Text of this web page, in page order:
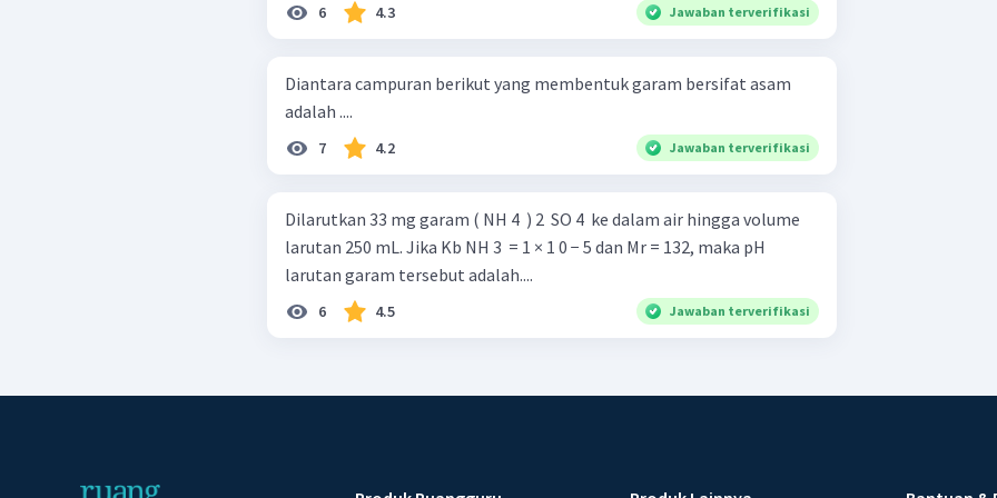
6 4.3 Jawaban terverifikasi
Diantara campuran berikut yang membentuk garam bersifat asam
adalah ....
7 4.2 Jawaban terverifikasi
Dilarutkan 33 mg garam ( NH 4 ​ ) 2 ​ SO 4 ​ ke dalam air hingga volume
larutan 250 mL. Jika Kb NH 3 ​ = 1 × 1 0 − 5 dan Mr = 132, maka pH
larutan garam tersebut adalah....
6 4.5 Jawaban terverifikasi